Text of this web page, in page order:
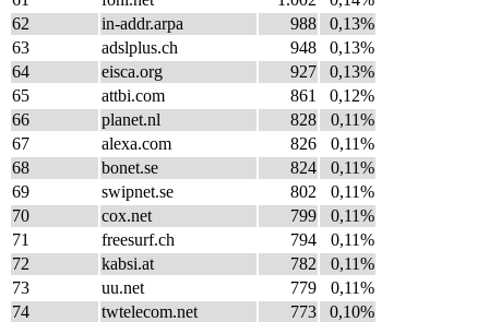
62
in-addr.arpa 988
0,13%
63
adslplus.ch 948
0,13%
64
eisca.org 927
0,13%
65
attbi.com 861
0,12%
66
planet.nl 828
0,11%
67
alexa.com 826
0,11%
68
bonet.se 824
0,11%
69
swipnet.se 802
0,11%
70
cox.net 799
0,11%
71
freesurf.ch 794
0,11%
72
kabsi.at 782
0,11%
73
uu.net 779
0,11%
74
twtelecom.net 773
0,10%